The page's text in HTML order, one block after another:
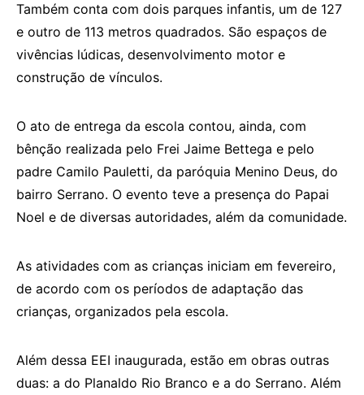
Também conta com dois parques infantis, um de 127
e outro de 113 metros quadrados. São espaços de
vivências lúdicas, desenvolvimento motor e
construção de vínculos.
O ato de entrega da escola contou, ainda, com
bênção realizada pelo Frei Jaime Bettega e pelo
padre Camilo Pauletti, da paróquia Menino Deus, do
bairro Serrano. O evento teve a presença do Papai
Noel e de diversas autoridades, além da comunidade.
As atividades com as crianças iniciam em fevereiro,
de acordo com os períodos de adaptação das
crianças, organizados pela escola.
Além dessa EEI inaugurada, estão em obras outras
duas: a do Planaldo Rio Branco e a do Serrano. Além